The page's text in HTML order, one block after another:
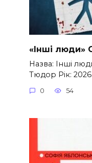
«Інші люди»
Назва: Інші
Тюдор Рік: 2026
0 54